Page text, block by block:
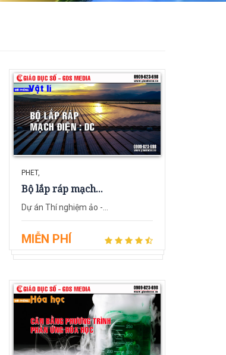
PHET,
Bộ lắp ráp mạch...
Dự án Thí nghiệm ảo -...
MIỄN PHÍ